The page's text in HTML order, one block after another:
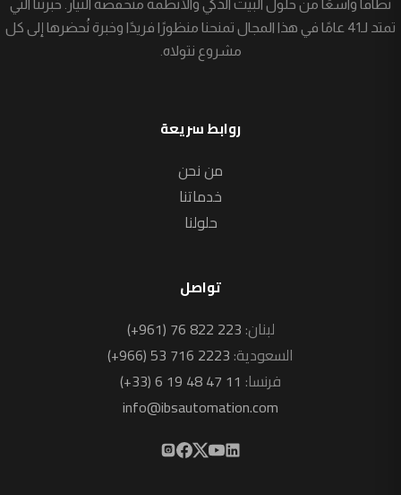
نطاقًا واسعًا من حلول البيت الذكي والأنظمة منخفضة التيار. خبرتنا التي
تمتد لـ41 عامًا في هذا المجال تمنحنا منظورًا فريدًا وخبرة نُحضرها إلى كل
مشروع نتولاه.
روابط سريعة
من نحن
خدماتنا
حلولنا
تواصل
لبنان:(+961) 76 822 223
السعودية:(+966) 53 716 2223
فرنسا: (+33) 6 19 48 47 11
info@ibsautomation.com